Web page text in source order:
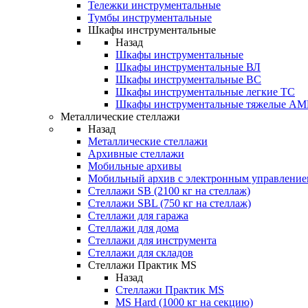
Тележки инструментальные
Тумбы инструментальные
Шкафы инструментальные
Назад
Шкафы инструментальные
Шкафы инструментальные ВЛ
Шкафы инструментальные ВС
Шкафы инструментальные легкие ТС
Шкафы инструментальные тяжелые
Металлические стеллажи
Назад
Металлические стеллажи
Архивные стеллажи
Мобильные архивы
Мобильный архив с электронным
Стеллажи SB (2100 кг на стеллаж)
Стеллажи SBL (750 кг на стеллаж)
Стеллажи для гаража
Стеллажи для дома
Стеллажи для инструмента
Стеллажи для складов
Стеллажи Практик MS
Назад
Стеллажи Практик MS
MS Hard (1000 кг на секцию)